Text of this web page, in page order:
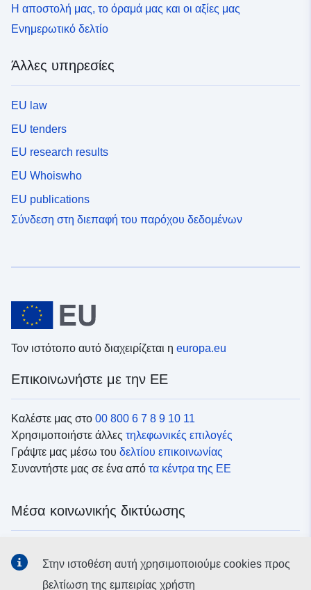
Η αποστολή μας, το όραμά μας και οι αξίες μας
Ενημερωτικό δελτίο
Άλλες υπηρεσίες
EU law
EU tenders
EU research results
EU Whoiswho
EU publications
Σύνδεση στη διεπαφή του παρόχου δεδομένων
Τον ιστότοπο αυτό διαχειρίζεται η europa.eu
Επικοινωνήστε με την ΕΕ
Καλέστε μας στο 00 800 6 7 8 9 10 11
Χρησιμοποιήστε άλλες τηλεφωνικές επιλογές
Γράψτε μας μέσω του δελτίου επικοινωνίας
Συναντήστε μας σε ένα από τα κέντρα της ΕΕ
Μέσα κοινωνικής δικτύωσης
δικτύωσηςΣτην ιστοθέση αυτή χρησιμοποιούμε cookies προς
βελτίωση της εμπειρίας χρήστη